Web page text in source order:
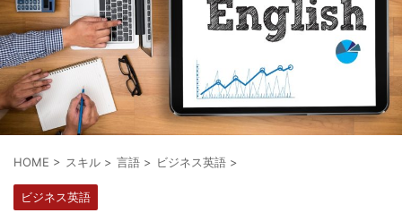
HOME > スキル > 言語 > ビジネス英語 >
ビジネス英語